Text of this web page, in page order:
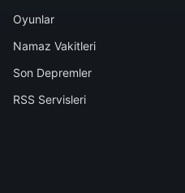
Oyunlar
Namaz Vakitleri
Son Depremler
RSS Servisleri